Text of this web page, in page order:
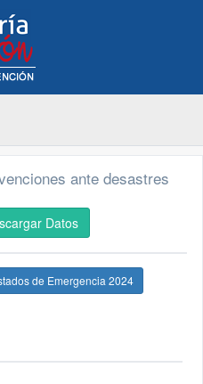
ante desastres
Datos
de Emergencia 2024